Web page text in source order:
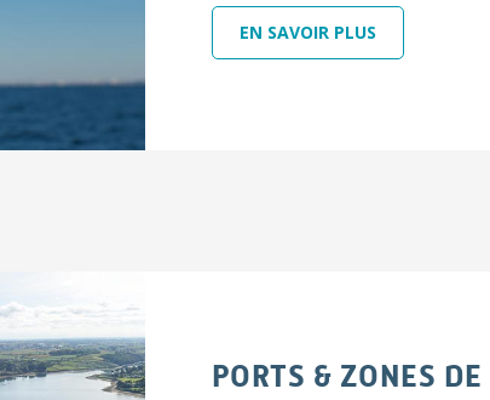
EN SAVOIR PLUS
PORTS & ZONES